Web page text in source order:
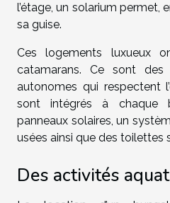
l’étage, un solarium permet,
sa guise.
Ces logements luxueux
catamarans. Ce sont des
autonomes qui respectent
sont intégrés à chaque
panneaux solaires, un
usées ainsi que des toilettes
Des activités